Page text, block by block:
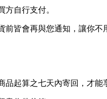
自行支付。
皆會再與您通知，讓你不
起算之七天內寄回，才能